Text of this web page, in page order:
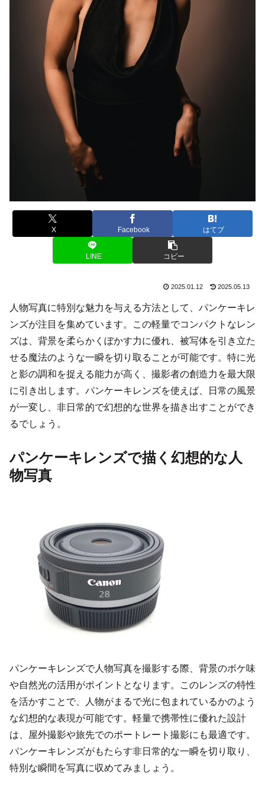
X Facebook はてブ
LINE コピー
2025.01.12 2025.05.13
人物写真に特別な魅力を与える方法として、パンケーキレ
ンズが注目を集めています。この軽量でコンパクトなレン
ズは、背景を柔らかくぼかす力に優れ、被写体を引き立た
せる魔法のような一瞬を切り取ることが可能です。特に光
と影の調和を捉える能力が高く、撮影者の創造力を最大限
に引き出します。パンケーキレンズを使えば、日常の風景
が一変し、非日常的で幻想的な世界を描き出すことができ
るでしょう。
パンケーキレンズで描く幻想的な人
物写真
パンケーキレンズで人物写真を撮影する際、背景のボケ味
や自然光の活用がポイントとなります。このレンズの特性
を活かすことで、人物がまるで光に包まれているかのよう
な幻想的な表現が可能です。軽量で携帯性に優れた設計
は、屋外撮影や旅先でのポートレート撮影にも最適です。
パンケーキレンズがもたらす非日常的な一瞬を切り取り、
特別な瞬間を写真に収めてみましょう。